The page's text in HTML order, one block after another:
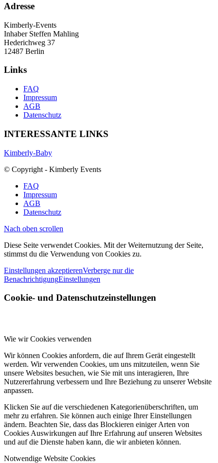
Adresse
Kimberly-Events
Inhaber Steffen Mahling
Hederichweg 37
12487 Berlin
Links
FAQ
Impressum
AGB
Datenschutz
INTERESSANTE LINKS
Kimberly-Baby
© Copyright - Kimberly Events
FAQ
Impressum
AGB
Datenschutz
Nach oben scrollen
Diese Seite verwendet Cookies. Mit der Weiternutzung der Seite,
stimmst du die Verwendung von Cookies zu.
Einstellungen akzeptierenVerberge nur die
BenachrichtigungEinstellungen
Cookie- und Datenschutzeinstellungen
Wie wir Cookies verwenden
Wir können Cookies anfordern, die auf Ihrem Gerät eingestellt
werden. Wir verwenden Cookies, um uns mitzuteilen, wenn Sie
unsere Websites besuchen, wie Sie mit uns interagieren, Ihre
Nutzererfahrung verbessern und Ihre Beziehung zu unserer Website
anpassen.
Klicken Sie auf die verschiedenen Kategorienüberschriften, um
mehr zu erfahren. Sie können auch einige Ihrer Einstellungen
ändern. Beachten Sie, dass das Blockieren einiger Arten von
Cookies Auswirkungen auf Ihre Erfahrung auf unseren Websites
und auf die Dienste haben kann, die wir anbieten können.
Notwendige Website Cookies